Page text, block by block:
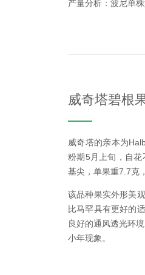
产量分析：波尼单
威奇塔碧根
威奇塔的亲本为
粉期5月上旬，自
基尖，单果重7.7克
该品种果实外形美
比马罕具有更好的
良好的通风透光环
小年现象。